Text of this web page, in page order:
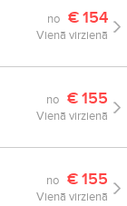
no €154
Vienā virzienā
no €155
Vienā virzienā
no €155
Vienā virzienā